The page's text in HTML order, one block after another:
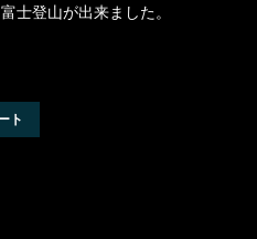
士登山が出来ました。
ト